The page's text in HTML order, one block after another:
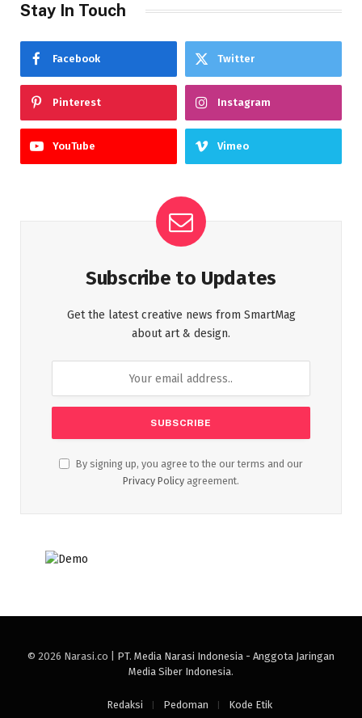
Stay In Touch
Facebook Twitter
Pinterest Instagram
YouTube Vimeo
Subscribe to Updates
Get the latest creative news from SmartMag
about art & design.
By signing up, you agree to the our terms and our
Privacy Policy agreement.
© 2026 Narasi.co | PT. Media Narasi Indonesia - Anggota Jaringan
Media Siber Indonesia.
Redaksi Pedoman Kode Etik